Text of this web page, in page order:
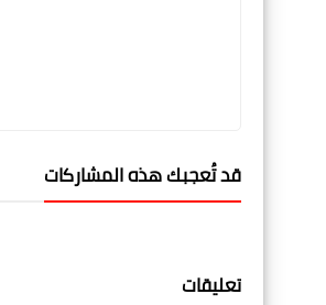
قد تُعجبك هذه المشاركات
تعليقات